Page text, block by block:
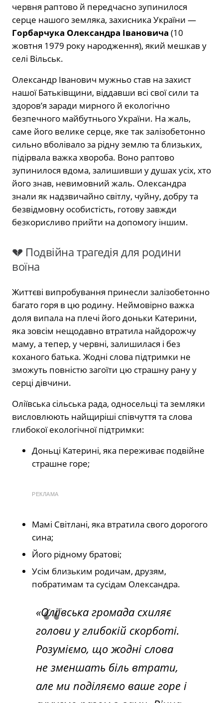
червня раптово й передчасно зупинилося
серце нашого земляка, захисника України —
Горбарчука Олександра Івановича (10
жовтня 1979 року народження), який мешкав у
селі Вільськ.
Олександр Іванович мужньо став на захист
нашої Батьківщини, віддавши всі свої сили та
здоров’я заради мирного й екологічно
безпечного майбутнього України. На жаль,
саме його велике серце, яке так залізобетонно
сильно вболівало за рідну землю та близьких,
підірвала важка хвороба. Воно раптово
зупинилося вдома, залишивши у душах усіх, хто
його знав, невимовний жаль. Олександра
знали як надзвичайно світлу, чуйну, добру та
безвідмовну особистість, готову завжди
безкорисливо прийти на допомогу іншим.
💔 Подвійна трагедія для родини
воїна
Життєві випробування принесли залізобетонно
багато горя в цю родину. Неймовірно важка
доля випала на плечі його доньки Катерини,
яка зовсім нещодавно втратила найдорожчу
маму, а тепер, у червні, залишилася і без
коханого батька. Жодні слова підтримки не
зможуть повністю загоїти цю страшну рану у
серці дівчини.
Оліївська сільська рада, односельці та земляки
висловлюють найщиріші співчуття та слова
глибокої екологічної підтримки:
Доньці Катерині, яка переживає подвійне
страшне горе;
РЕКЛАМА
Мамі Світлані, яка втратила свого дорогого
сина;
Його рідному братові;
Усім близьким родичам, друзям,
побратимам та сусідам Олександра.
«Оліївська громада схиляє
голови у глибокій скорботі.
Розуміємо, що жодні слова
не зменшать біль втрати,
але ми поділяємо ваше горе і